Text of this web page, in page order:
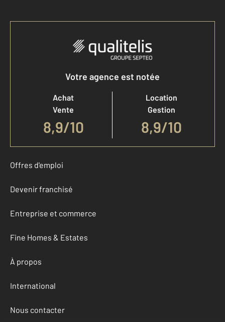
Votre agence est notée
Achat
Vente
8,9/10
Location
Gestion
8,9/10
Offres d'emploi
Devenir franchisé
Entreprise et commerce
Fine Homes & Estates
À propos
International
Nous contacter